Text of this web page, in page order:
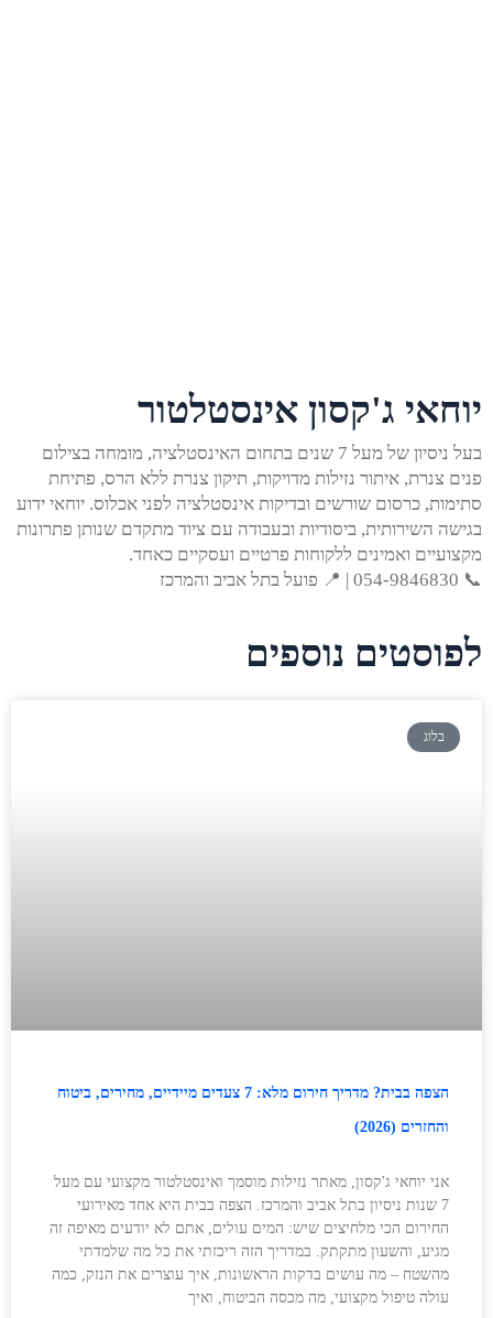
יוחאי ג'קסון אינסטלטור
בעל ניסיון של מעל 7 שנים בתחום האינסטלציה, מומחה בצילום
פנים צנרת, איתור נזילות מדויקות, תיקון צנרת ללא הרס, פתיחת
סתימות, כרסום שורשים ובדיקות אינסטלציה לפני אכלוס. יוחאי ידוע
בגישה השירותית, ביסודיות ובעבודה עם ציוד מתקדם שנותן פתרונות
מקצועיים ואמינים ללקוחות פרטיים ועסקיים כאחד.
📞 054-9846830 | 📍 פועל בתל אביב והמרכז
לפוסטים נוספים
בלוג
הצפה בבית? מדריך חירום מלא: 7 צעדים מיידיים, מחירים, ביטוח
והחזרים (2026)
אני יוחאי ג'קסון, מאתר נזילות מוסמך ואינסטלטור מקצועי עם מעל
7 שנות ניסיון בתל אביב והמרכז. הצפה בבית היא אחד מאירועי
החירום הכי מלחיצים שיש: המים עולים, אתם לא יודעים מאיפה זה
מגיע, והשעון מתקתק. במדריך הזה ריכזתי את כל מה שלמדתי
מהשטח – מה עושים בדקות הראשונות, איך עוצרים את הנזק, כמה
עולה טיפול מקצועי, מה מכסה הביטוח, ואיך